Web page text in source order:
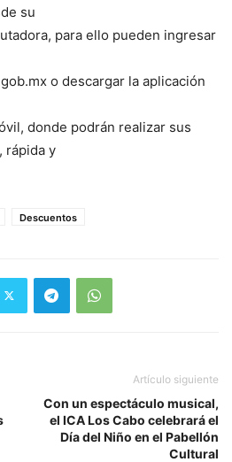
su
para ello pueden ingresar
o descargar la aplicación
donde podrán realizar sus
rápida y
Descuentos
Artículo siguiente
Con un espectáculo musical,
el ICA Los Cabo celebrará el
Día del Niño en el Pabellón
Cultural